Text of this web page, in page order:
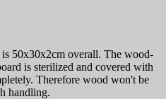
50x30x2сm overall. The wood-
is sterilized and covered with
Therefore wood won't be
handling.